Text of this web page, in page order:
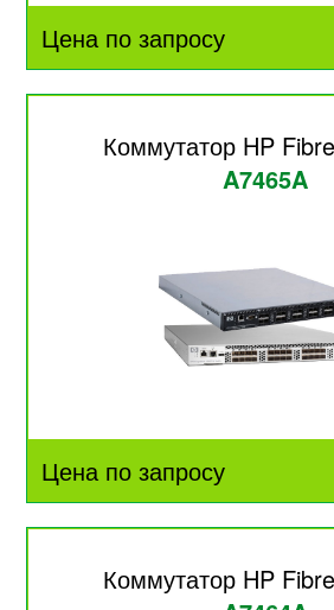
Цена по запросу
Коммутатор HP
A7465A
Цена по запросу
Коммутатор HP